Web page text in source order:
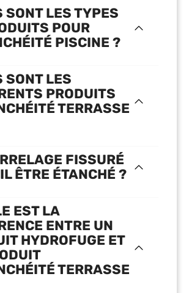
SONT LES TYPES
POUR
PISCINE ?
SONT LES
PRODUITS
TERRASSE
FISSURÉ
ÊTRE ÉTANCHÉ ?
EST LA
ENTRE UN
HYDROFUGE ET
TERRASSE